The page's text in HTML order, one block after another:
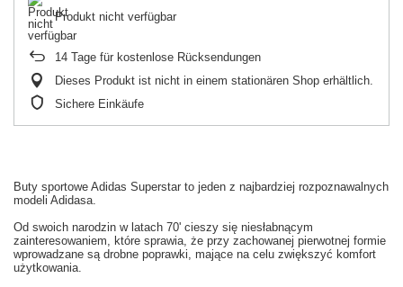
Produkt nicht verfügbar
14 Tage für kostenlose Rücksendungen
Dieses Produkt ist nicht in einem stationären Shop erhältlich.
Sichere Einkäufe
Buty sportowe Adidas Superstar to jeden z najbardziej rozpoznawalnych
modeli Adidasa.
Od swoich narodzin w latach 70' cieszy się niesłabnącym
zainteresowaniem, które sprawia, że przy zachowanej pierwotnej formie
wprowadzane są drobne poprawki, mające na celu zwiększyć komfort
użytkowania.